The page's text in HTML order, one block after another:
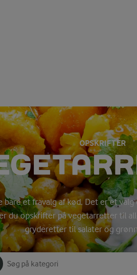
OPSKRIFTER
bare et fravalg af kød. Det er et
du opskrifter på vegetarretter til
gryderetter til salater og
Søg på kategori